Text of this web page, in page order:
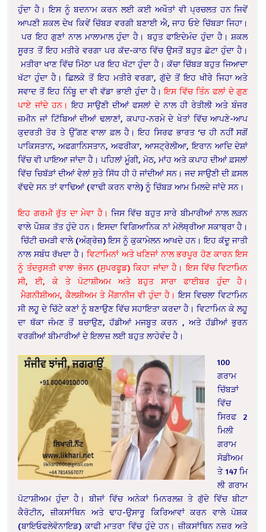
ਹੁੰਦਾ ਹੈ। ਇਸ ਨੂੰ ਬਦਨਾਮ ਕਰਨ ਲਈ ਕਈ ਅਖੌਤਾਂ ਵੀ ਪ੍ਰਚਲਤ ਹਨ ਜਿਵੇਂ
ਆਪਣੀ ਸ਼ਕਲ ਦੇਖ ਕਿਵੇਂ ਚਿੱਬੜ ਵਰਗੀ ਬਣਾਈ ਐ, ਜਾਹ ਓਏ ਚਿੱਬੜਾ ਜਿਹਾ।
ਪਰ ਇਹ ਗੁਣਾਂ ਨਾਲ ਮਾਲਾਮਾਲ ਹੁੰਦਾ ਹੈ। ਬਹੁਤ ਫਾਇਦੇਮੰਦ ਹੁੰਦਾ ਹੈ। ਸ਼ਕਲ
ਸੂਰਤ ਤੋਂ ਇਹ ਮਤੀਰੇ ਵਰਗਾ ਪਰ ਕੱਦ-ਕਾਠ ਵਿੱਚ ਉਸਤੋਂ ਬਹੁਤ ਛੋਟਾ ਹੁੰਦਾ ਹੈ।
ਮਤੀਰਾ ਖਾਣ ਵਿੱਚ ਮਿੱਠਾ ਪਰ ਇਹ ਖੱਟਾ ਹੁੰਦਾ ਹੈ। ਕੱਚਾ ਚਿੱਬੜ ਬਹੁਤ ਜਿਆਦਾ
ਖੱਟਾ ਹੁੰਦਾ ਹੈ। ਛਿਲਕੇ ਤੋਂ ਇਹ ਮਤੀਰੇ ਵਰਗਾ, ਗੁੱਦੇ ਤੋਂ ਇਹ ਖੀਰੇ ਜਿਹਾ ਅਤੇ
ਸਵਾਦ ਤੋਂ ਇਹ ਨਿੰਬੂ ਦਾ ਵੀ ਵੱਡਾ ਭਾਈ ਹੁੰਦਾ ਹੈ।ਇਸ ਵਿੱਚ ਤਿੰਨ ਫਲਾਂ ਦੇ ਗੁਣ
ਪਾਏ ਜਾਂਦੇ ਹਨ। ਇਹ ਸਾਉਣੀ ਦੀਆਂ ਫਸਲਾਂ ਦੇ ਨਾਲ ਹੀ ਰੇਤੀਲੀ ਅਤੇ ਬੰਜਰ
ਜ਼ਮੀਨ ਜਾਂ ਟਿੱਬਿਆਂ ਦੀਆਂ ਢਲਾਣਾਂ, ਕਪਾਹ-ਨਰਮੇ ਦੇ ਖੇਤਾਂ ਵਿੱਚ ਆਪਣੇ-ਆਪ
ਕੁਦਰਤੀ ਤੋਰ ਤੇ ਉੱਗਣ ਵਾਲਾ ਫ਼ਲ ਹੈ। ਇਹ ਸਿਰਫ ਭਾਰਤ ‘ਚ ਹੀ ਨਹੀਂ ਸਗੋਂ
ਪਾਕਿਸਤਾਨ, ਅਫਗਾਨਿਸਤਾਨ, ਅਫਰੀਕਾ, ਆਸਟ੍ਰੇਲੀਆ, ਇਰਾਨ ਆਦਿ ਦੇਸ਼ਾਂ
ਵਿੱਚ ਵੀ ਪਾਇਆ ਜਾਂਦਾ ਹੈ। ਪਹਿਲਾਂ ਮੂੰਗੀ, ਮੋਠ, ਮਾਂਹ ਅਤੇ ਕਪਾਹ ਦੀਆਂ ਫ਼ਸਲਾਂ
ਵਿੱਚ ਚਿਬੱੜਾਂ ਦੀਆਂ ਵੇਲਾਂ ਸੁਤੇ ਸਿੱਧ ਹੀ ਹੋ ਜਾਂਦੀਆਂ ਸਨ। ਜਦ ਸਾਉਣੀ ਦੀ ਫ਼ਸਲ
ਵੱਢਦੇ ਸਨ ਤਾਂ ਵਾਢਿਆਂ (ਵਾਢੀ ਕਰਨ ਵਾਲੇ) ਨੂੰ ਚਿੱਬੜ ਆਮ ਮਿਲਦੇ ਜਾਂਦੇ ਸਨ।
ਇਹ ਗਰਮੀ ਰੁੱਤ ਦਾ ਮੇਵਾ ਹੈ। ਜਿਸ ਵਿੱਚ ਬਹੁਤ ਸਾਰੇ ਬੀਮਾਰੀਆਂ ਨਾਲ ਲੜਨ
ਵਾਲੇ ਪੌਸ਼ਕ ਤੱਤ ਹੁੰਦੇ ਹਨ। ਇਸਦਾ ਵਿਗਿਆਨਿਕ ਨਾਂ ਮੇਲੋਥ੍ਰੀਆ ਸਕਾਬ੍ਰਾ ਹੈ।
ਚਿੱਟੀ ਚਮੜੀ ਵਾਲੇ (ਅੰਗ੍ਰੇਜ਼) ਇਸ ਨੂੰ ਕੁਕਾਮੇਲਨ ਆਖਦੇ ਹਨ। ਇਹ ਕੱਦੂ ਜਾਤੀ
ਨਾਲ ਸਬੰਧ ਰੱਖਦਾ ਹੈ।ਵਿਟਾਮਿਨਾਂ ਅਤੇ ਖਣਿਜਾਂ ਨਾਲ ਭਰਪੂਰ ਹੋਣ ਕਾਰਨ ਇਸ
ਨੂੰ ਤੰਦਰੁਸਤੀ ਵਾਲਾ ਭੋਜਨ (ਸੁਪਰਫੂਡ) ਕਿਹਾ ਜਾਂਦਾ ਹੈ। ਇਸ ਵਿੱਚ ਵਿਟਾਮਿਨ
ਸੀ, ਈ, ਕੇ ਤੇ ਪੋਟਾਸ਼ੀਅਮ ਅਤੇ ਬਹੁਤ ਸਾਰਾ ਫਾਈਬਰ ਹੁੰਦਾ ਹੈ।
ਮੈਗਨੀਸ਼ੀਅਮ, ਕੈਲਸ਼ੀਅਮ ਤੇ ਮੈਂਗਾਨੀਜ ਵੀ ਹੁੰਦਾ ਹੈ। ਇਸ ਵਿਚਲਾ ਵਿਟਾਮਿਨ
ਸੀ ਲਹੂ ਦੇ ਚਿੱਟੇ ਕਣਾਂ ਨੂੰ ਬਣਾਉਣ ਵਿੱਚ ਸਹਾਇਤਾ ਕਰਦਾ ਹੈ। ਵਿਟਾਮਿਨ ਕੇ ਲਹੂ
ਦਾ ਥੱਕਾ ਜੰਮਣ ਤੋਂ ਬਚਾਉਣ, ਹੱਡੀਆਂ ਮਜਬੂਤ ਕਰਨ , ਅਤੇ ਹੱਡੀਆਂ ਭੁਰਨ
ਵਰਗੀਆਂ ਬੀਮਾਰੀਆਂ ਦੇ ਇਲਾਜ਼ ਲਈ ਬਹੁਤ ਲਾਹੇਵੰਦ ਹੈ।
100
ਗਰਾਮ
ਚਿੱਬੜਾਂ
ਵਿੱਚ
ਸਿਰਫ 2
ਮਿਲੀ
ਗਰਾਮ
ਸੋਡੀਅਮ
ਤੇ 147 ਮਿ
ਲੀ ਗਰਾਮ
ਪੋਟਾਸ਼ੀਅਮ ਹੁੰਦਾ ਹੈ। ਬੀਜਾਂ ਵਿੱਚ ਅਨੇਕਾਂ ਮਿਨਰਲਜ਼ ਤੇ ਗੁੱਦੇ ਵਿੱਚ ਬੀਟਾ
ਕੈਰੋਟੀਨ, ਜ਼ੀਕਸਾਂਥਿਨ ਅਤੇ ਢਾਹ-ਉਸਾਰੂ ਕਿਰਿਆਵਾਂ ਕਰਨ ਵਾਲੇ ਪੋਸ਼ਕ
(ਬਾਇਓਫਲੇਵੋਨਾਇਡ) ਕਾਫੀ ਮਾਤਰਾ ਵਿੱਚ ਹੁੰਦੇ ਹਨ। ਜ਼ੀਕਸਾਂਥਿਨ ਨਜ਼ਰ ਅਤੇ